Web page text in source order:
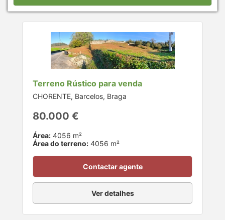
Terreno Rústico para venda
CHORENTE, Barcelos, Braga
80.000 €
Área: 4056 m²
Área do terreno: 4056 m²
Contactar agente
Ver detalhes